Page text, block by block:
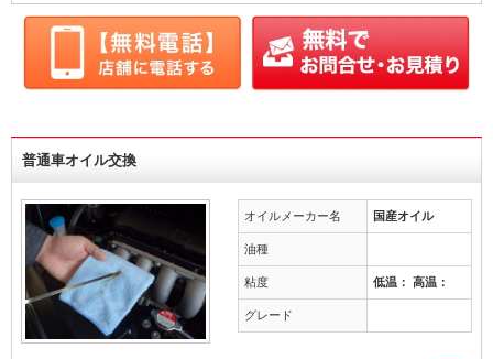
普通車オイル交換
オイルメーカー名 国産オイル
油種
粘度 低温： 高温：
グレード